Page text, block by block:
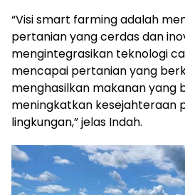
“Visi smart farming adalah
pertanian yang cerdas dan
mengintegrasikan teknologi
mencapai pertanian yang
menghasilkan makanan yang
meningkatkan kesejahteraan
lingkungan,” jelas Indah.